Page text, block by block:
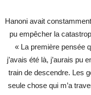
Hanoni avait
pu empêcher la
« La première pensée
j’avais été là, j’aurais pu
train de descendre. Les
seule chose qui m’a